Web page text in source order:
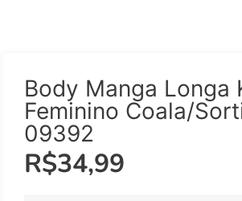
Body Manga Longa
Feminino Coala/
09392
R$34,99